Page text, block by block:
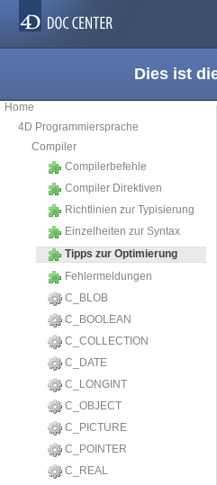
Dies ist
Home
4D Programmiersprache
Compiler
Compilerbefehle
Compiler Direktiven
Richtlinien zur Typisierung
Einzelheiten zur Syntax
Tipps zur Optimierung
Fehlermeldungen
C_BLOB
C_BOOLEAN
C_COLLECTION
C_DATE
C_LONGINT
C_OBJECT
C_PICTURE
C_POINTER
C_REAL